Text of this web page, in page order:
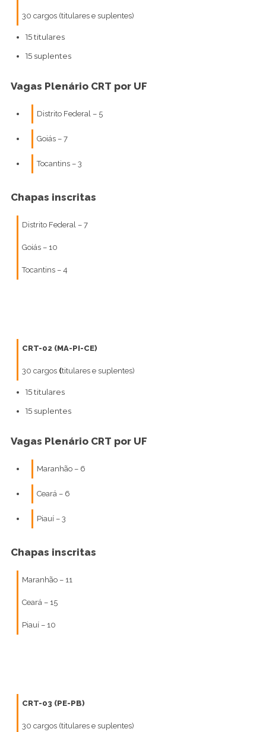
30 cargos (titulares e suplentes)
15 titulares
15 suplentes
Vagas Plenário CRT por UF
Distrito Federal – 5
Goiás – 7
Tocantins – 3
Chapas inscritas
Distrito Federal – 7
Goiás – 10
Tocantins – 4
CRT-02 (MA-PI-CE)
30 cargos(titulares e suplentes)
15 titulares
15 suplentes
Vagas Plenário CRT por UF
Maranhão – 6
Ceará – 6
Piauí – 3
Chapas inscritas
Maranhão – 11
Ceará – 15
Piauí – 10
CRT-03 (PE-PB)
30 cargos (titulares e suplentes)